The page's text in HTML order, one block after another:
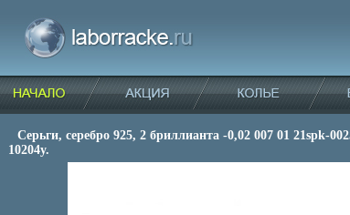
Серьги, серебро 925, 2 бриллианта -0,02 007 01 21spk-
10204y.